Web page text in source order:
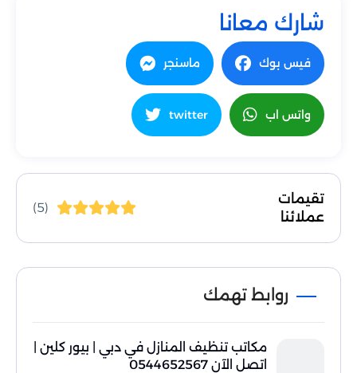
شارك معانا
فيس بوك ماسنجر
واتس اب twitter
تقيمات
عملائنا
(5)
روابط تهمك
مكاتب تنظيف المنازل في دبي | بيور كلين |
اتصل الآن 0544652567